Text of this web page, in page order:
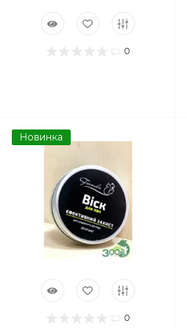
0
Новинка
0